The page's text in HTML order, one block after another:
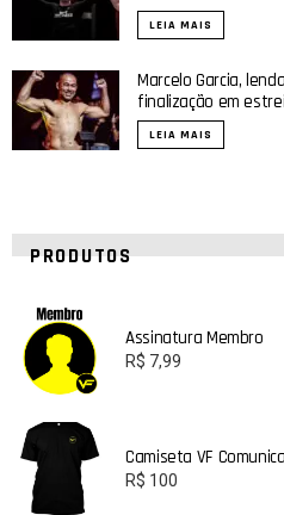
LEIA MAIS
Marcelo Garcia,
finalização em
LEIA MAIS
PRODUTOS
Assinatura Membro
R$ 7,99
Camiseta VF
R$ 100